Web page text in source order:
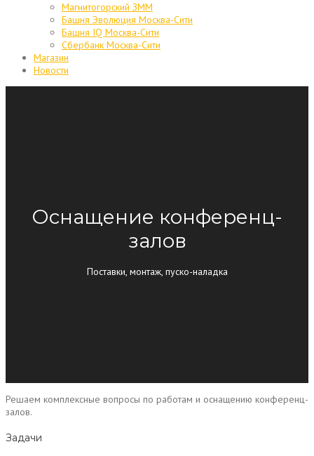
Магнитогорский ЗММ
Башня Эволюция Москва-Сити
Башня IQ Москва-Сити
Сбербанк Москва-Сити
Магазин
Новости
Оснащение конференц-
залов
Поставки, монтаж, пуско-наладка
Решаем комплексные вопросы по работам и оснащению конференц-
залов.
Задачи